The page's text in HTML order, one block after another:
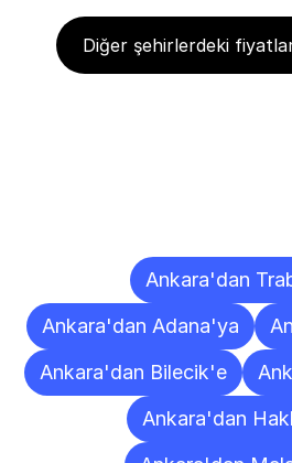
Diğer şehirlerdeki
Ankara'dan
Ankara'dan Adana'ya
Ankara'dan Bilecik'e
Ankara'dan